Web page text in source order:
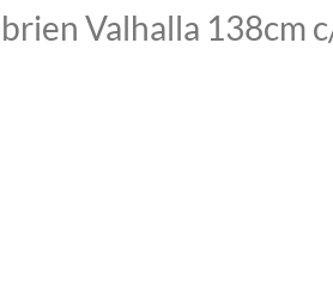
Valhalla 138cm